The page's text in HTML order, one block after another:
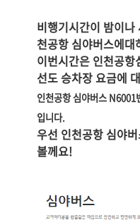
비행기시간이 밤이
천공항 심야버스에
이번시간은 인천공
선도 승차장 요금에
인천공항 심야버스 N6001
입니다.
우선 인천공항 심야
볼께요!